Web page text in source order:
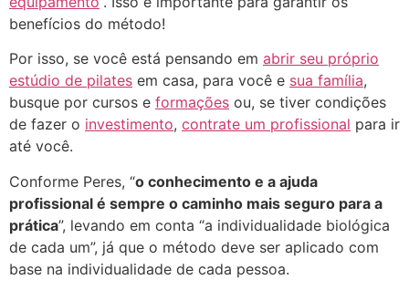
benefícios do método!
Por isso, se você está pensando em abrir seu próprio
estúdio de pilates em casa, para você e sua família,
busque por cursos e formações ou, se tiver condições
de fazer o investimento, contrate um profissional para ir
até você.
Conforme Peres, “o conhecimento e a ajuda
profissional é sempre o caminho mais seguro para a
prática”, levando em conta “a individualidade biológica
de cada um”, já que o método deve ser aplicado com
base na individualidade de cada pessoa.